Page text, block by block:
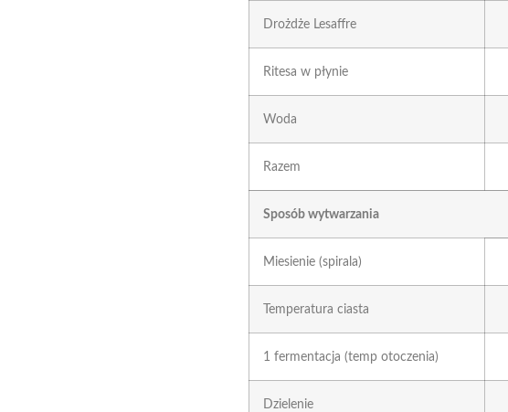
Drożdże Lesaffre
Ritesa w płynie
Woda
Razem
Sposób wytwarzania
Miesienie (spirala)
Temperatura ciasta
1 fermentacja (temp otoczenia)
Dzielenie